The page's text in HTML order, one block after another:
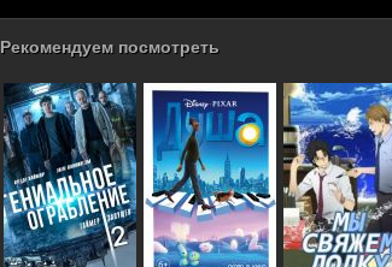
Рекомендуем посмотреть